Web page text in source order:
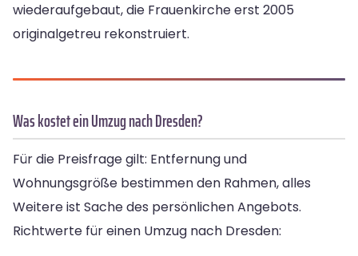
wiederaufgebaut, die Frauenkirche erst 2005
originalgetreu rekonstruiert.
Was kostet ein Umzug nach Dresden?
Für die Preisfrage gilt: Entfernung und
Wohnungsgröße bestimmen den Rahmen, alles
Weitere ist Sache des persönlichen Angebots.
Richtwerte für einen Umzug nach Dresden: